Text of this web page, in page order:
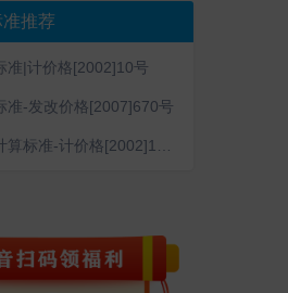
推荐
准|计价格[2002]10号
准-发改价格[2007]670号